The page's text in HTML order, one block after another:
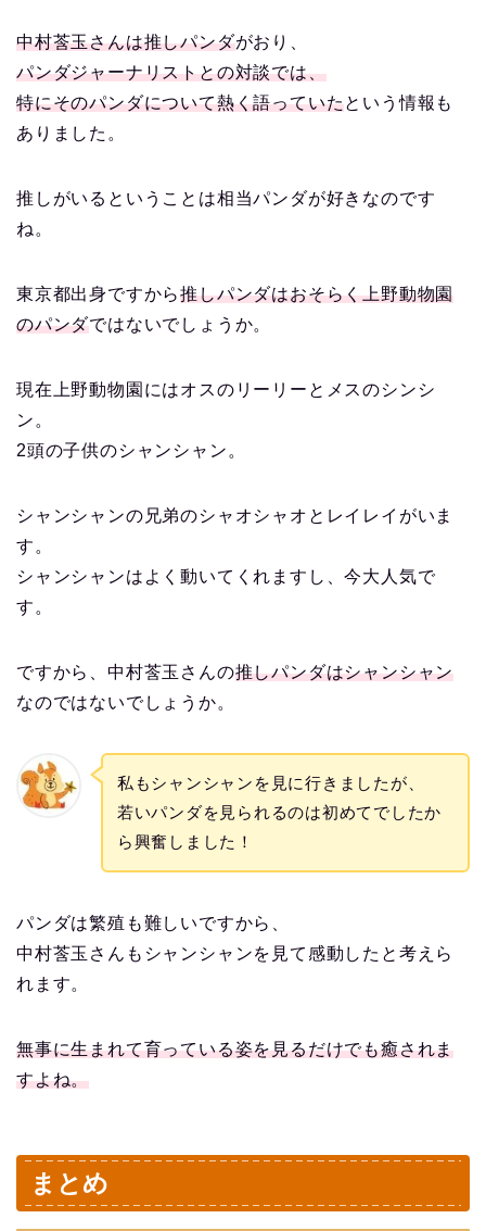
中村莟玉さんは推しパンダがおり、
パンダジャーナリストとの対談では、
特にそのパンダについて熱く語っていたという情報も
ありました。
推しがいるということは相当パンダが好きなのです
ね。
東京都出身ですから推しパンダはおそらく上野動物園
のパンダではないでしょうか。
現在上野動物園にはオスのリーリーとメスのシンシ
ン。
2頭の子供のシャンシャン。
シャンシャンの兄弟のシャオシャオとレイレイがいま
す。
シャンシャンはよく動いてくれますし、今大人気で
す。
ですから、中村莟玉さんの推しパンダはシャンシャン
なのではないでしょうか。
私もシャンシャンを見に行きましたが、
若いパンダを見られるのは初めてでしたか
ら興奮しました！
パンダは繁殖も難しいですから、
中村莟玉さんもシャンシャンを見て感動したと考えら
れます。
無事に生まれて育っている姿を見るだけでも癒されま
すよね。
まとめ